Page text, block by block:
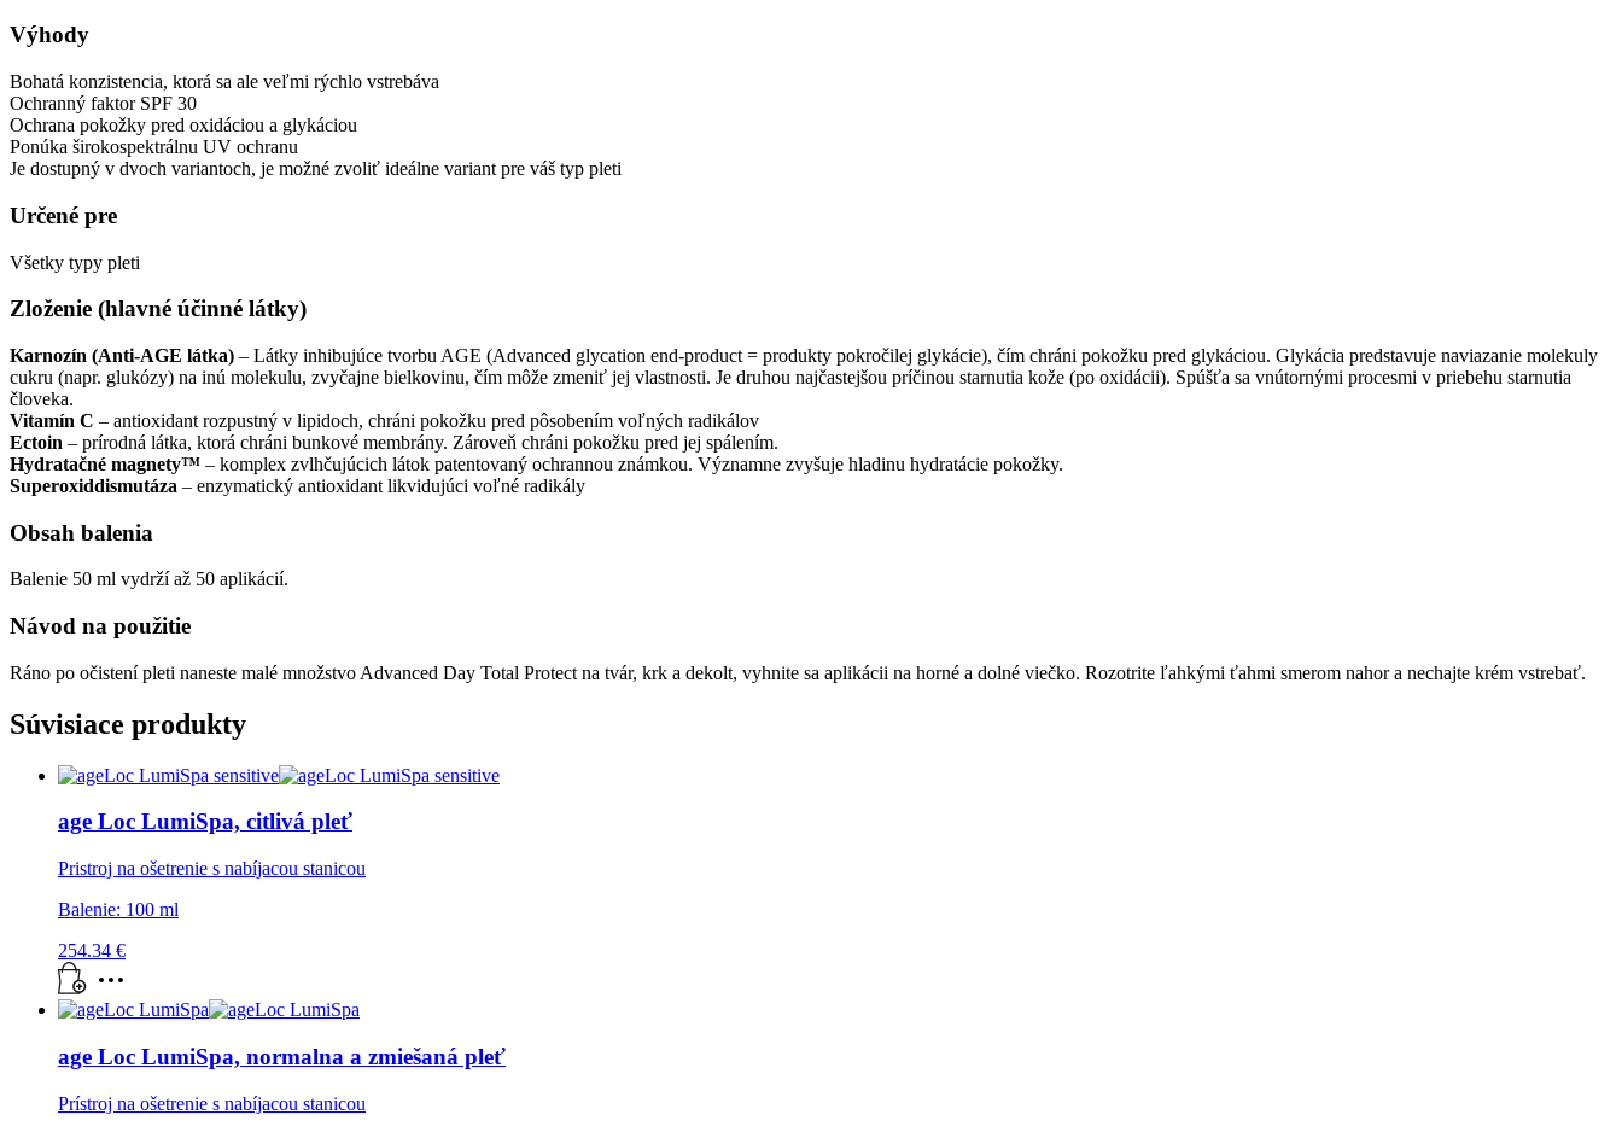
Výhody
Bohatá konzistencia, ktorá sa ale veľmi rýchlo vstrebáva
Ochranný faktor SPF 30
Ochrana pokožky pred oxidáciou a glykáciou
Ponúka širokospektrálnu UV ochranu
Je dostupný v dvoch variantoch, je možné zvoliť ideálne variant pre váš typ pleti
Určené pre
Všetky typy pleti
Zloženie (hlavné účinné látky)
Karnozín (Anti-AGE látka) – Látky inhibujúce tvorbu AGE (Advanced glycation end-product = produkty pokročilej glykácie), čím chráni pokožku pred glykáciou. Glykácia predstavuje naviazanie molekuly
cukru (napr. glukózy) na inú molekulu, zvyčajne bielkovinu, čím môže zmeniť jej vlastnosti. Je druhou najčastejšou príčinou starnutia kože (po oxidácii). Spúšťa sa vnútornými procesmi v priebehu starnutia
človeka.
Vitamín C – antioxidant rozpustný v lipidoch, chráni pokožku pred pôsobením voľných radikálov
Ectoin – prírodná látka, ktorá chráni bunkové membrány. Zároveň chráni pokožku pred jej spálením.
Hydratačné magnety™ – komplex zvlhčujúcich látok patentovaný ochrannou známkou. Významne zvyšuje hladinu hydratácie pokožky.
Superoxiddismutáza – enzymatický antioxidant likvidujúci voľné radikály
Obsah balenia
Balenie 50 ml vydrží až 50 aplikácií.
Návod na použitie
Ráno po očistení pleti naneste malé množstvo Advanced Day Total Protect na tvár, krk a dekolt, vyhnite sa aplikácii na horné a dolné viečko. Rozotrite ľahkými ťahmi smerom nahor a nechajte krém vstrebať.
Súvisiace produkty
age Loc LumiSpa, citlivá pleť
Pristroj na ošetrenie s nabíjacou stanicou
Balenie: 100 ml
254.34 €
age Loc LumiSpa, normalna a zmiešaná pleť
Prístroj na ošetrenie s nabíjacou stanicou